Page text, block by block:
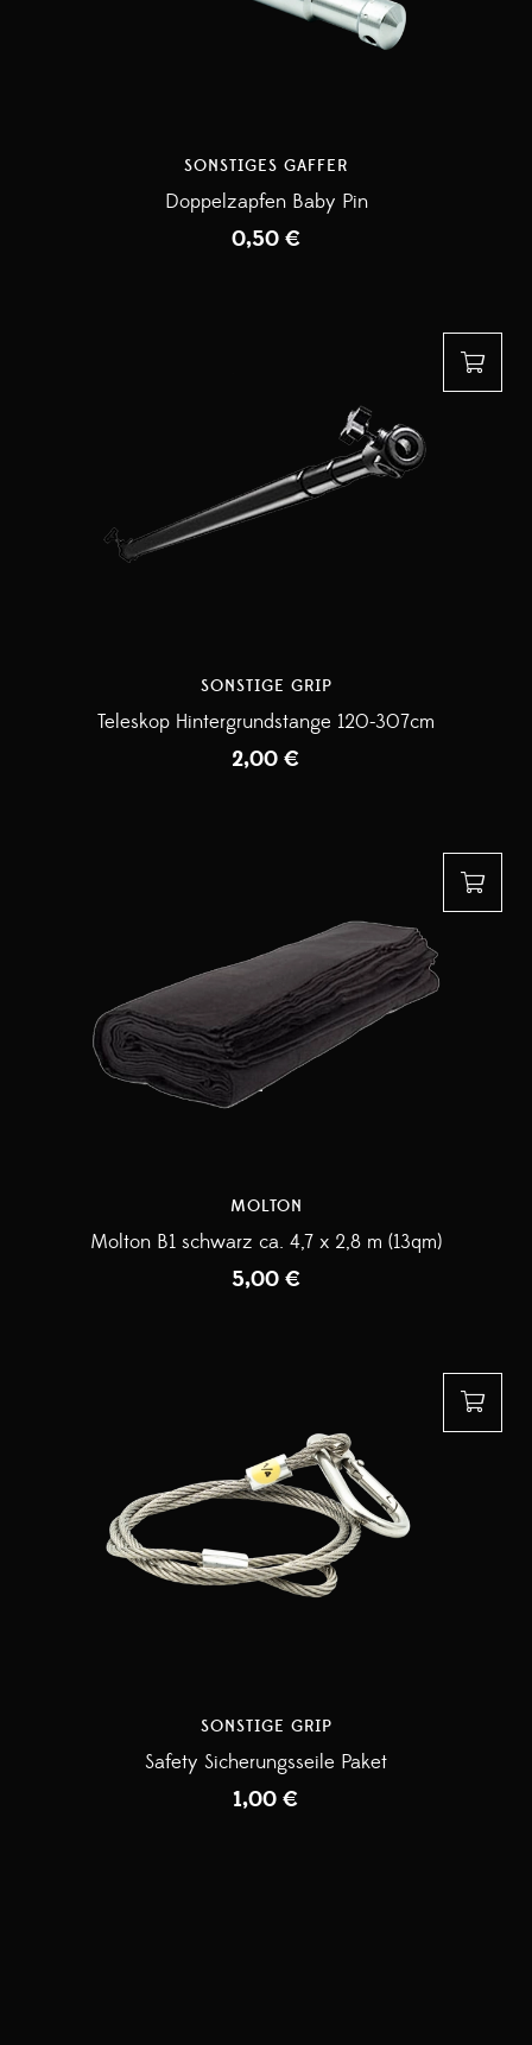
SONSTIGES GAFFER
Doppelzapfen Baby Pin
0,50 €
SONSTIGE GRIP
Teleskop Hintergrundstange 120-307cm
2,00 €
MOLTON
Molton B1 schwarz ca. 4,7 x 2,8 m (13qm)
5,00 €
SONSTIGE GRIP
Safety Sicherungsseile Paket
1,00 €